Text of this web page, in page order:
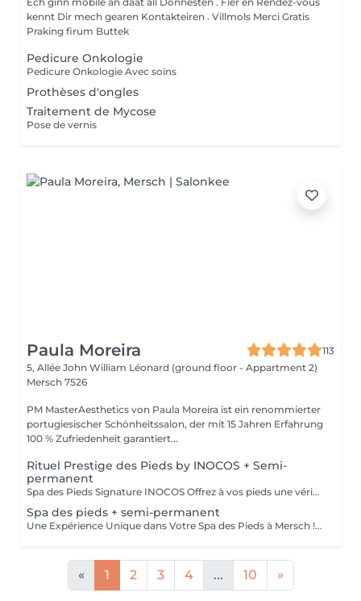
kennt Dir mech gearen Kontakteiren . Villmols Merci Gratis
Praking firum Buttek
Pedicure Onkologie
Pedicure Onkologie Avec soins
Prothèses d'ongles
Traitement de Mycose
Pose de vernis
Paula Moreira
113
5, Allée John William Léonard (ground floor - Appartment 2)
Mersch 7526
PM MasterAesthetics von Paula Moreira ist ein renommierter
portugiesischer Schönheitssalon, der mit 15 Jahren Erfahrung
100 % Zufriedenheit garantiert...
Rituel Prestige des Pieds by INOCOS + Semi-
permanent
Spa des Pieds Signature INOCOS Offrez à vos pieds une véritable parenthèse de bien-être avec notre nouveau soin Spa des Pieds Signature INOCOS. Durée : 1h15 Le rituel comprend : Bain relaxant aux sels parfumés pour détendre et préparer les pieds. Nettoyage avec une mousse hygiénisante aux huiles essentielles d'eucalyptus, de lavande et de tea tree. Gommage exfoliant aux grains naturels, enrichi en huile de jojoba et panthénol, pour éliminer les cellules mortes et retrouver une peau douce. Élimination douce des callosités et des rugosités superficielles. Pose de vernis semi-permanent pour une finition élégante et durable. Hydratation intense grâce à la crème aux actifs nourrissants (urée, acide hyaluronique, panthénol et niacinamide), accompagnée d'un massage relaxant pour une sensation de légèreté et de confort. Résultat : Des pieds parfaitement soignés, doux, hydratés et sublimés, dans une ambiance de détente absolue. Contre-indications Ce soin ne peut pas être réalisé en cas de : * Mycose des pieds ou des ongles ; * Plaies, coupures ou infections ; * Verrues plantaires ; * Eczéma, psoriasis ou autres maladies de la peau au niveau des pieds ; * Pied diabétique ou troubles circulatoires sans avis médical ; * Toute autre pathologie nécessitant une prise en charge par un podologue ou un médecin.
Spa des pieds + semi-permanent
Une Expérience Unique dans Votre Spa des Pieds à Mersch ! Bain de pieds spécial Immersion dans de l'eau tiède avec des sels de l'Himalaya, des pétales de rose ou des herbes apaisantes. Pour une touche de luxe supplémentaire, nous ajoutons du lait et du miel pour une action hydratante et adoucissante. Gommage Utilisation d'exfoliants naturels haut de gamme, tels que le sucre brun, l'huile de coco ou le marc de café, pour activer la circulation. Technique de massage pour éliminer les impuretés et laisser la peau douce et revitalisée. Hydratation intensive Application d'un masque hydratant au beurre de karité et au collagène, enveloppé dans un film thermique pour une absorption en profondeur. Massage relaxant Massage réalisé avec des huiles essentielles d'argan, de lavande ou d'amande douce. Finition VIP Application d'un sérum nutritif et d'une crème hydratante pour une peau soyeuse. Finition avec un vernis semi-permanent. Un espace réservé et exclusif, garantissant intimité et un service d'excellence.
« 1 2 3 4 ... 10 »